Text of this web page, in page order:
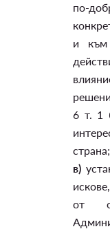
по-
и към
6 т. 1
страна;
в)
от